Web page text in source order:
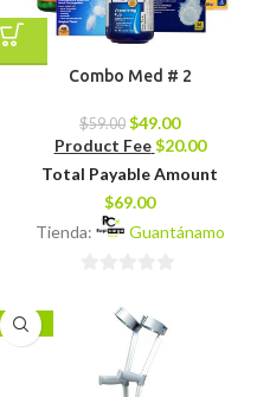
Combo Med # 2
$59.00 $49.00
Product Fee $20.00
Total Payable Amount
$69.00
Tienda:
Guantánamo
-13%